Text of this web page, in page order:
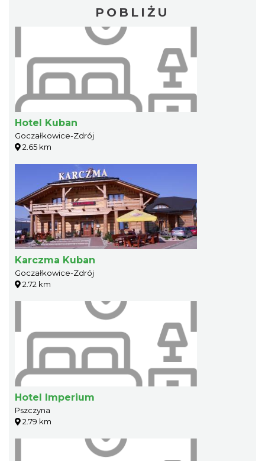
POBLIŻU
Hotel Kuban
Goczałkowice-Zdrój
2.65 km
Karczma Kuban
Goczałkowice-Zdrój
2.72 km
Hotel Imperium
Pszczyna
2.79 km